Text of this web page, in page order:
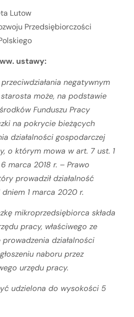
Lutow
Przedsiębiorczości
ustawy:
przeciwdziałania negatywnym
może, na podstawie
Funduszu Pracy
na pokrycie bieżących
działalności gospodarczej
o którym mowa w art. 7 ust. 1
marca 2018 r. – Prawo
prowadził działalność
1 marca 2020 r.
mikroprzedsiębiorca składa
pracy, właściwego ze
działalności
naboru przez
urzędu pracy.
udzielona do wysokości 5